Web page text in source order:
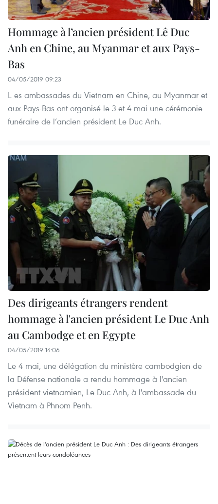
Hommage à l’ancien président Lê Duc
Anh en Chine, au Myanmar et aux Pays-
Bas
04/05/2019 09:23
L es ambassades du Vietnam en Chine, au Myanmar et
aux Pays-Bas ont organisé le 3 et 4 mai une cérémonie
funéraire de l’ancien président Le Duc Anh.
Des dirigeants étrangers rendent
hommage à l'ancien président Le Duc Anh
au Cambodge et en Egypte
04/05/2019 14:06
Le 4 mai, une délégation du ministère cambodgien de
la Défense nationale a rendu hommage à l'ancien
président vietnamien, Le Duc Anh, à l'ambassade du
Vietnam à Phnom Penh.